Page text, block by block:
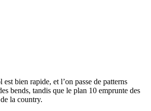
bien rapide, et l’on passe de patterns
bends, tandis que le plan 10 emprunte des
la country.